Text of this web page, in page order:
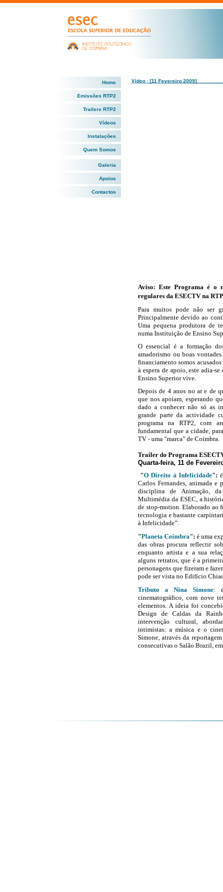
Home
Emissões RTP2
Trailers RTP2
Vídeos
Instalações
Quem Somos
Galeria
Apoios
Contactos
Vídeo : [11 Fevereiro 2009]
Aviso: Este Programa é o
regulares da ESECTV na
Para muitos pode não ser
Principalmente devido ao
Uma pequena produtora de
numa Instituição de Ensino
O essencial é a formação
amadorismo ou boas
financiamento somos
à espera de apoio, este adia-
Ensino Superior vive.
Depois de 4 anos no ar e de
que nos apoiam, esperando
dado a conhecer não só as
grande parte da actividade
programa na RTP2, com
fundamental que a cidade,
TV - uma "marca" de Coimbra.
Trailer do Programa
Quarta-feira, 11 de
"O Direito à Infelicidade":
Carlos Fernandes, animada
disciplina de Animação,
Multimédia da ESEC, a
de stop-motion. Elaborado ao
tecnologia e bastante
à Infelicidade”.
"Planeta Coimbra": é uma
das obras procura reflectir
enquanto artista e a sua
alguns retratos, que é a
personagens que fizeram e
pode ser vista no Edifício
Tributo a Nina Simone: é
cinematográfico, com nove
elementos. A ideia foi
Design de Caldas da
intervenção cultural,
intimistas: a música e o
Simone, através da
consecutivas o Salão Brazil,